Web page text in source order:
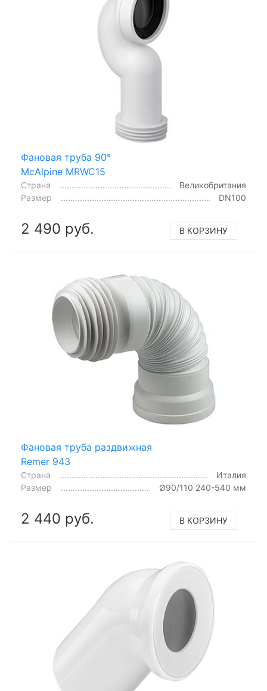
Фановая труба 90°
McAlpine MRWC15
Страна
Великобритания
Размер
DN100
2 490 руб. В КОРЗИНУ
Фановая труба раздвижная
Remer 943
Страна
Италия
Размер
Ø90/110 240-540 мм
2 440 руб. В КОРЗИНУ